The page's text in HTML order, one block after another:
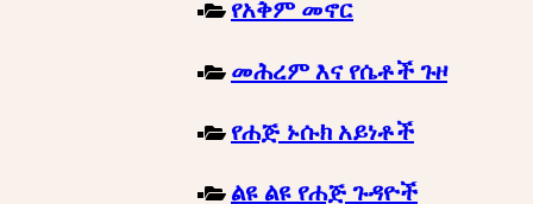
የአቅም መኖር
መሕረም እና የሴቶች ጉዞ
የሐጅ ኑሱክ አይነቶች
ልዩ ልዩ የሐጅ ጉዳዮች